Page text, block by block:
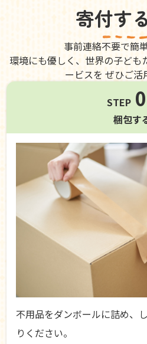
寄付す
事前連絡不要で簡
環境にも優しく、世界の子ども
ービスを ぜひご活
STEP
梱包す
不用品をダンボールに詰め、
りください。